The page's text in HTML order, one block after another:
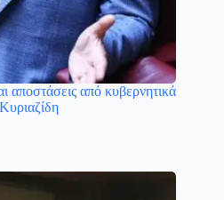
αποστάσεις από κυβερνητικά